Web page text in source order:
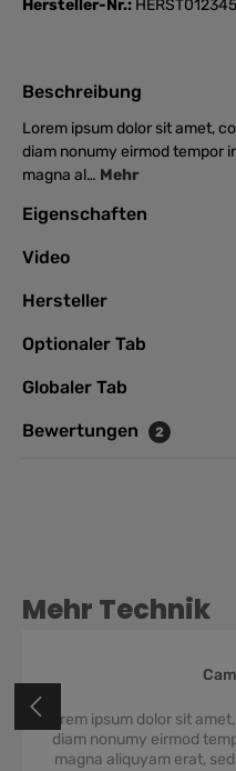
Hersteller-Nr.:
Beschreibung
Lorem ipsum dolor sit amet,
diam nonumy eirmod tempor
magna al… Mehr
Eigenschaften
Video
Hersteller
Optionaler Tab
Globaler Tab
Bewertungen 2
Mehr Technik
von 0 von 5 Sternen
Lorem ipsum dolor sit
diam nonumy eirmod
magna aliquyam erat,